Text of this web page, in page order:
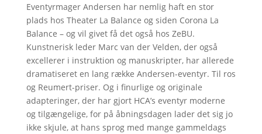
Eventyrmager Andersen har nemlig haft en stor
plads hos Theater La Balance og siden Corona La
Balance – og vil givet få det også hos ZeBU.
Kunstnerisk leder Marc van der Velden, der også
excellerer i instruktion og manuskripter, har allerede
dramatiseret en lang række Andersen-eventyr. Til ros
og Reumert-priser. Og i finurlige og originale
adapteringer, der har gjort HCA’s eventyr moderne
og tilgængelige, for på åbningsdagen lader det sig jo
ikke skjule, at hans sprog med mange gammeldags